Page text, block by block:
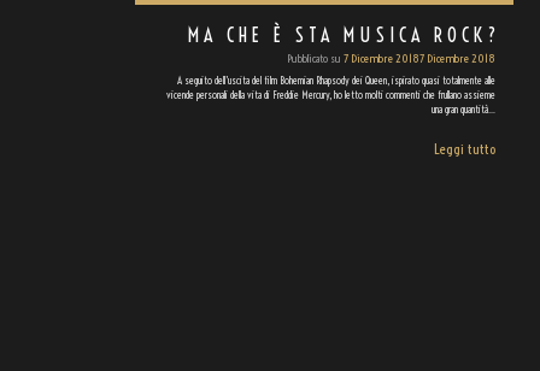
MA CHE È STA MUSICA ROCK?
Pubblicato su 7 Dicembre 20187 Dicembre 2018
A seguito dell’uscita del film Bohemian Rhapsody dei Queen, ispirato quasi totalmente alle
vicende personali della vita di Freddie Mercury, ho letto molti commenti che frullano assieme
una gran quantità…
Leggi tutto